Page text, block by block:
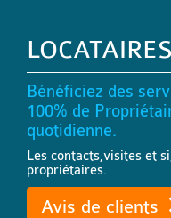
LOCATAIRES
Bénéficiez des
100% de
quotidienne.
Les contacts,visites et
propriétaires.
Avis de clients